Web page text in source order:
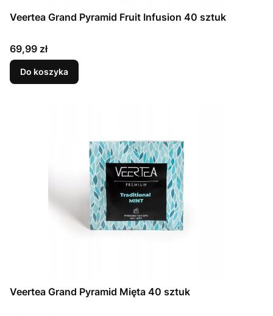
Veertea Grand Pyramid Fruit Infusion 40 sztuk
Cena
69,99 zł
Do koszyka
Veertea Grand Pyramid Mięta 40 sztuk